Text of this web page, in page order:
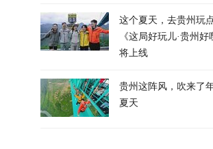
这个夏天，去贵州玩点
《这局好玩儿·贵州好
将上线
贵州这阵风，吹来了
夏天